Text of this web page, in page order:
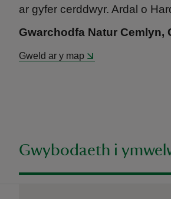
ar gyfer cerddwyr. Ardal o
Gwarchodfa Natur Cemlyn,
Gweld ar y map
Gwybodaeth i